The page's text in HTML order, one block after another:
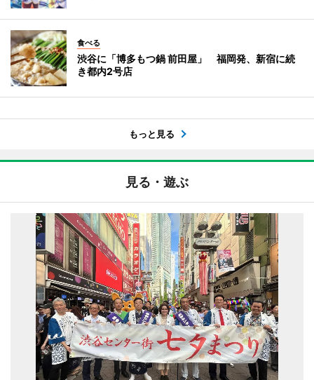
食べる
渋谷に「博多もつ鍋 前田屋」 福岡発、新宿に続
き都内2号店
もっと見る
見る・遊ぶ